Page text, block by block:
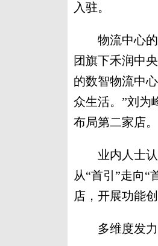
入驻。
物流中心的
团旗下禾润中
的数智物流中
众生活。”刘为
布局第二家店。
业内人士认
从“首引”走向“
店，开展功能
多维度发力